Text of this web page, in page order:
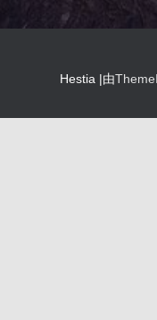
Hestia |由